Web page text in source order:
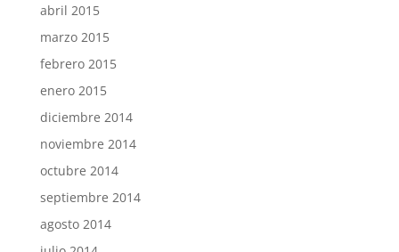
abril 2015
marzo 2015
febrero 2015
enero 2015
diciembre 2014
noviembre 2014
octubre 2014
septiembre 2014
agosto 2014